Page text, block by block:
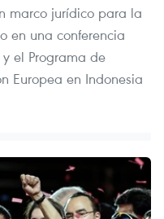
marco jurídico para la
en una conferencia
el Programa de
Europea en Indonesia